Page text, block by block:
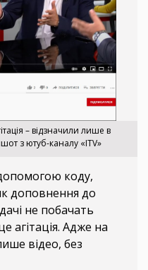
– відзначили лише в
з ютуб-каналу «ITV»
коду,
доповнення до
не побачать
агітація. Адже на
відео, без